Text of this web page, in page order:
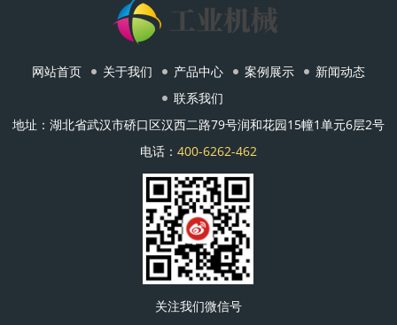
网站首页 关于我们 产品中心 案例展示
新闻动态
联系我们
地址：湖北省武汉市硚口区汉西二路79号润和花园15幢1单元6层2号
电话： 400-6262-462
关注我们微信号